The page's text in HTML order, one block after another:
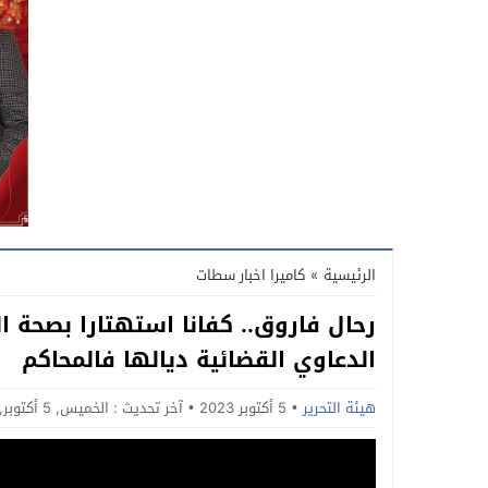
الرئيسية » كاميرا اخبار سطات
رحال فاروق.. كفانا استهتارا
الدعاوي القضائية ديالها فالمحاكم
هيئة التحرير 5 أكتوبر 2023 آخر تحديث : الخميس, 5 أكتوبر, 2023 - 10:01 مساءً